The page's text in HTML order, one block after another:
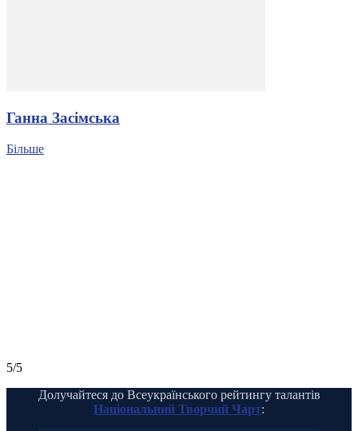
Ганна Засімська
Більше
5/5
Долучайтеся до Всеукраїнського рейтингу талантів
Національний Творчий Чарт: